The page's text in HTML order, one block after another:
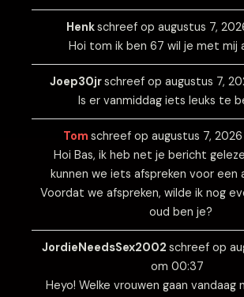
Henkschreef op augustus 7,
Hoi tom ik ben 67 wil je met mij
Joep30jrschreef op augustus 7,
Is er vanmiddag iets leuks te
Tom schreef op augustus 7, 2026
Hoi Bas, ik heb net je bericht
kunnen we iets afspreken voor een
Voordat we afspreken, wilde ik nog
oud ben je?
JordieNeedsSex2002 schreef op
om 00:37
Heyo! Welke vrouwen gaan vandaag